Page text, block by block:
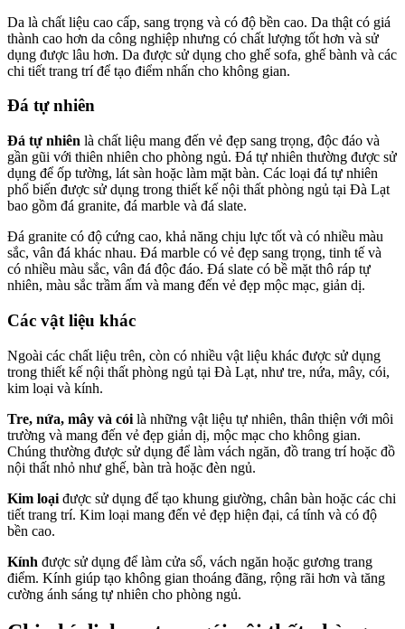
Da là chất liệu cao cấp, sang trọng và có độ bền cao. Da thật có giá
thành cao hơn da công nghiệp nhưng có chất lượng tốt hơn và sử
dụng được lâu hơn. Da được sử dụng cho ghế sofa, ghế bành và các
chi tiết trang trí để tạo điểm nhấn cho không gian.
Đá tự nhiên
Đá tự nhiên là chất liệu mang đến vẻ đẹp sang trọng, độc đáo và
gần gũi với thiên nhiên cho phòng ngủ. Đá tự nhiên thường được sử
dụng để ốp tường, lát sàn hoặc làm mặt bàn. Các loại đá tự nhiên
phổ biến được sử dụng trong thiết kế nội thất phòng ngủ tại Đà Lạt
bao gồm đá granite, đá marble và đá slate.
Đá granite có độ cứng cao, khả năng chịu lực tốt và có nhiều màu
sắc, vân đá khác nhau. Đá marble có vẻ đẹp sang trọng, tinh tế và
có nhiều màu sắc, vân đá độc đáo. Đá slate có bề mặt thô ráp tự
nhiên, màu sắc trầm ấm và mang đến vẻ đẹp mộc mạc, giản dị.
Các vật liệu khác
Ngoài các chất liệu trên, còn có nhiều vật liệu khác được sử dụng
trong thiết kế nội thất phòng ngủ tại Đà Lạt, như tre, nứa, mây, cói,
kim loại và kính.
Tre, nứa, mây và cói là những vật liệu tự nhiên, thân thiện với môi
trường và mang đến vẻ đẹp giản dị, mộc mạc cho không gian.
Chúng thường được sử dụng để làm vách ngăn, đồ trang trí hoặc đồ
nội thất nhỏ như ghế, bàn trà hoặc đèn ngủ.
Kim loại được sử dụng để tạo khung giường, chân bàn hoặc các chi
tiết trang trí. Kim loại mang đến vẻ đẹp hiện đại, cá tính và có độ
bền cao.
Kính được sử dụng để làm cửa sổ, vách ngăn hoặc gương trang
điểm. Kính giúp tạo không gian thoáng đãng, rộng rãi hơn và tăng
cường ánh sáng tự nhiên cho phòng ngủ.